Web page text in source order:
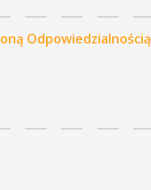
Odpowiedzialnością